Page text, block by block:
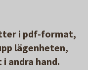
i pdf-format,
lägenheten,
andra hand.